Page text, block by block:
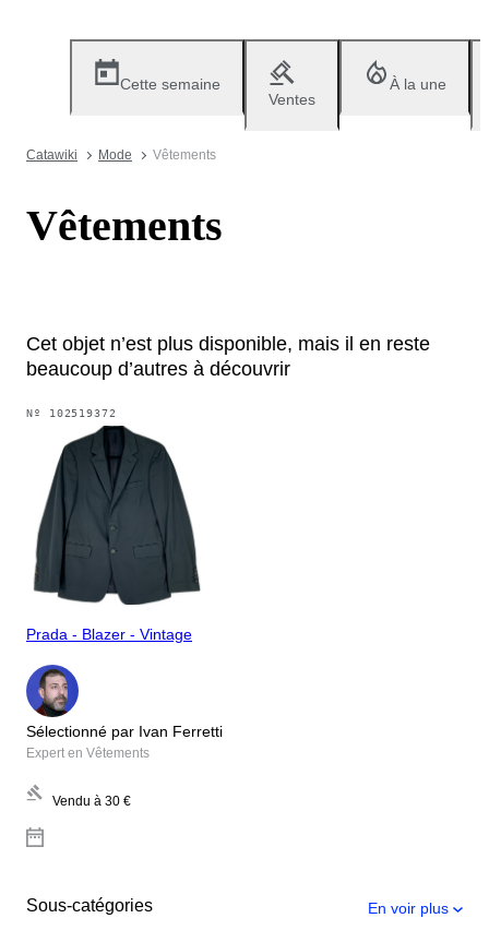
Cette semaine
Ventes
À la une
Catawiki Mode Vêtements
Vêtements
Cet objet n’est plus disponible, mais il en reste
beaucoup d’autres à découvrir
Nº 102519372
Prada - Blazer - Vintage
Sélectionné par Ivan Ferretti
Expert en Vêtements
Vendu à 30 €
Sous-catégories En voir plus